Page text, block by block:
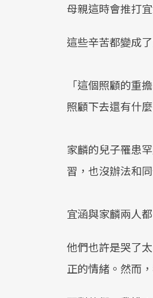
母親這時會推打
這些辛苦都變成
「這個照顧的重
照顧下去還有什麼
家麟的兒子罹患
習，也沒辦法和
宜涵與家麟兩人
他們也許是哭了
正的情緒。然而